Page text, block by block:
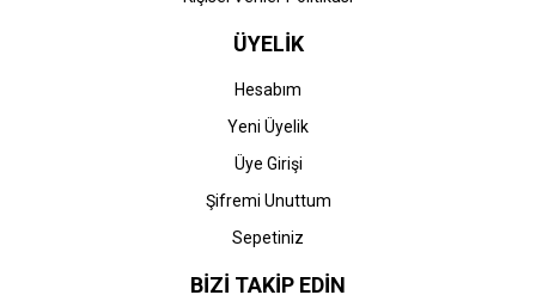
ÜYELİK
Hesabım
Yeni Üyelik
Üye Girişi
Şifremi Unuttum
Sepetiniz
BİZİ TAKİP EDİN